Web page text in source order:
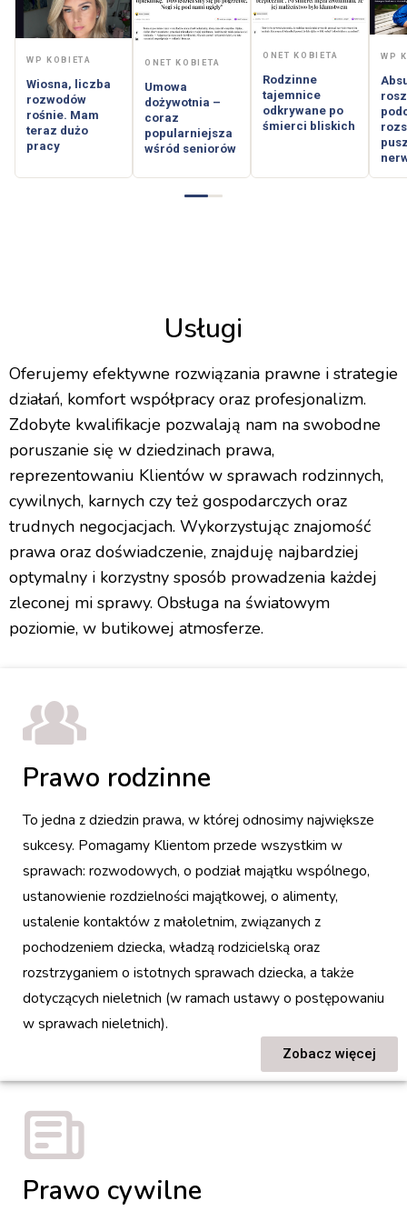
WP KOBIETA
Wiosna, liczba
rozwodów
rośnie. Mam
teraz dużo
pracy
ONET KOBIETA
Umowa
dożywotnia –
coraz
popularniejsza
wśród seniorów
ONET KOBIETA
Rodzinne
tajemnice
odkrywane po
śmierci bliskich
WP
Usługi
Oferujemy efektywne rozwiązania prawne i strategie
działań, komfort współpracy oraz profesjonalizm.
Zdobyte kwalifikacje pozwalają nam na swobodne
poruszanie się w dziedzinach prawa,
reprezentowaniu Klientów w sprawach rodzinnych,
cywilnych, karnych czy też gospodarczych oraz
trudnych negocjacjach. Wykorzystując znajomość
prawa oraz doświadczenie, znajduję najbardziej
optymalny i korzystny sposób prowadzenia każdej
zleconej mi sprawy. Obsługa na światowym
poziomie, w butikowej atmosferze.
Prawo rodzinne
To jedna z dziedzin prawa, w której odnosimy największe
sukcesy. Pomagamy Klientom przede wszystkim w
sprawach: rozwodowych, o podział majątku wspólnego,
ustanowienie rozdzielności majątkowej, o alimenty,
ustalenie kontaktów z małoletnim, związanych z
pochodzeniem dziecka, władzą rodzicielską oraz
rozstrzyganiem o istotnych sprawach dziecka, a także
dotyczących nieletnich (w ramach ustawy o postępowaniu
w sprawach nieletnich).
Zobacz więcej
Prawo cywilne